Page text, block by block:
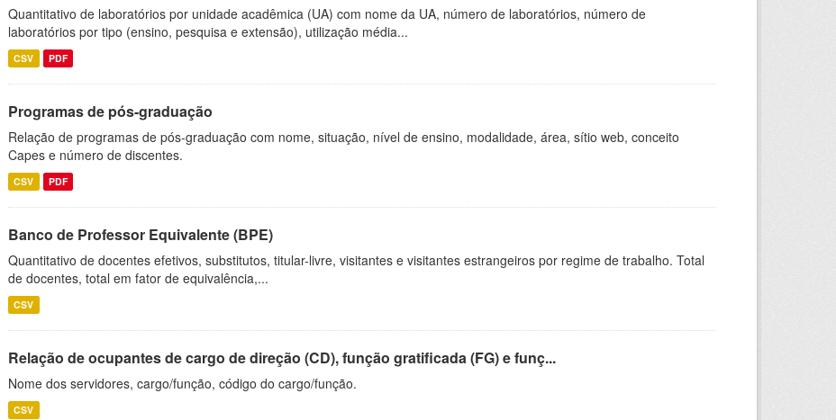
Quantitativo de laboratórios por unidade acadêmica (UA) com nome da UA, número de laboratórios, número de
laboratórios por tipo (ensino, pesquisa e extensão), utilização média...
CSV PDF
Programas de pós-graduação
Relação de programas de pós-graduação com nome, situação, nível de ensino, modalidade, área, sítio web, conceito
Capes e número de discentes.
CSV PDF
Banco de Professor Equivalente (BPE)
Quantitativo de docentes efetivos, substitutos, titular-livre, visitantes e visitantes estrangeiros por regime de trabalho. Total
de docentes, total em fator de equivalência,...
CSV
Relação de ocupantes de cargo de direção (CD), função gratificada (FG) e funç...
Nome dos servidores, cargo/função, código do cargo/função.
CSV